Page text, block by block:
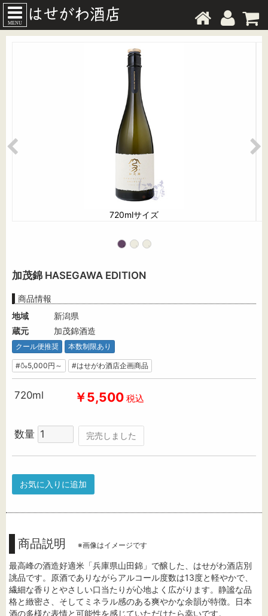
MENU
720mlサイズ
加茂錦 HASEGAWA EDITION
商品情報
地域
新潟県
蔵元
加茂錦酒造
クール便推奨 本数制限あり
#🍶5,000円～ #はせがわ酒店企画商品
720ml ￥5,500 税込
数量 完売しました
お気に入りに追加
商品説明 ※画像はイメージです
最高峰の酒造好適米「兵庫県山田錦」で醸した、はせがわ酒店別
誂品です。原酒でありながらアルコール度数は13度と軽やかで、
繊細な香りとやさしい口当たりが心地よく広がります。静謐な品
格と緻密さ、そしてミネラル感のある爽やかな余韻が特徴。日本
酒の多様な表情と可能性を感じていただけたら幸いです。